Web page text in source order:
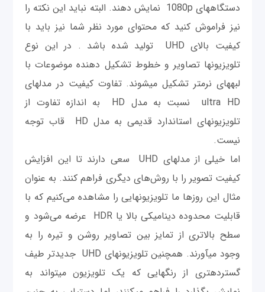
دستگاه‎های 1080p نمایش دهند. البته نباید این نکته را
نیز فراموش کنید که محتوای مورد نظر شما نیز باید با
کیفیت بالای UHD تولید شده باشد . در این نوع
تلویزیون‎ها تصاویر و خطوط تشکیل دهنده موضوعات با
لبه‎های نرم‎تر تشکیل می‎شوند. تفاوت کیفیت در مدل‎های
ultra HD نسبت به مدل HD به اندازه تفاوت از
تلویزیون‎های استاندارد قدیمی به مدل HD قاب توجه
نیست.
اما خیلی از مدل‎های UHD سعی دارند تا این افزایش
کیفیت تصویر را با روش‌های دیگری فراهم کنند. به عنوان
مثال این روزها ما تلویزیون‎هایی را مشاهده می‎‌کنیم که با
قابلیت محدوده دینامیکی بالا یا HDR عرضه می‎‌شود و
سطح بالاتری از تمایز بین تصاویر روشن و تیره را به
وجود می‎آورند. همچنین تلویزیون‎های UHD جدیدتر طیف
گسترده‎تری از رنگ‎هایی که یک تلویزیون می‎تواند به